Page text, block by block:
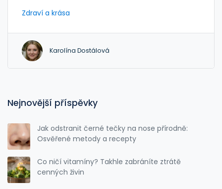
je oblíbená díky své účinnosti a šetrnosti k pokožce.
Zdraví a krása
Karolína Dostálová
Nejnovější příspěvky
Jak odstranit černé tečky na nose přírodně:
Osvěřené metody a recepty
Co ničí vitamíny? Takhle zabráníte ztrátě
cenných živin